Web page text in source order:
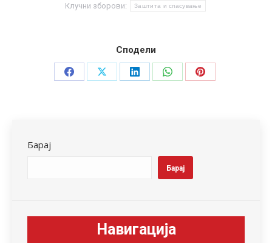
Клучни зборови: Заштита и спасување
Сподели
Share
Share
Share
Share
Share
Барај
Барај
Навигација